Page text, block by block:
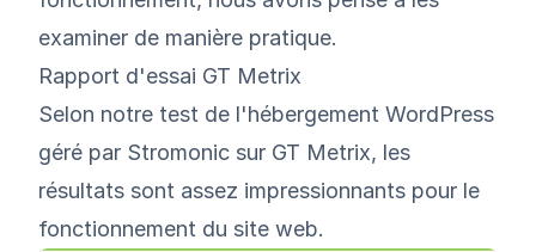
examiner de manière pratique.
Rapport d'essai GT Metrix
Selon notre test de l'hébergement WordPress
géré par Stromonic sur GT Metrix, les
résultats sont assez impressionnants pour le
fonctionnement du site web.